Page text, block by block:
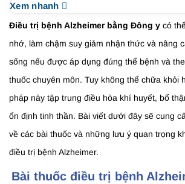
Xem nhanh
Điều trị bệnh Alzheimer bằng Đông y có
nhớ, làm chậm suy giảm nhận thức và nâng
sống nếu được áp dụng đúng thể bệnh và
thuốc chuyên môn. Tuy không thể chữa khỏi
pháp này tập trung điều hòa khí huyết, bổ
ổn định tinh thần. Bài viết dưới đây sẽ cung
về các bài thuốc và những lưu ý quan trọng
điều trị bệnh Alzheimer.
Bài thuốc điều trị bệnh